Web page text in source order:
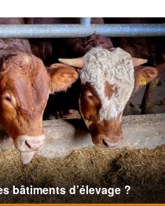
bâtiments d’élevage ?